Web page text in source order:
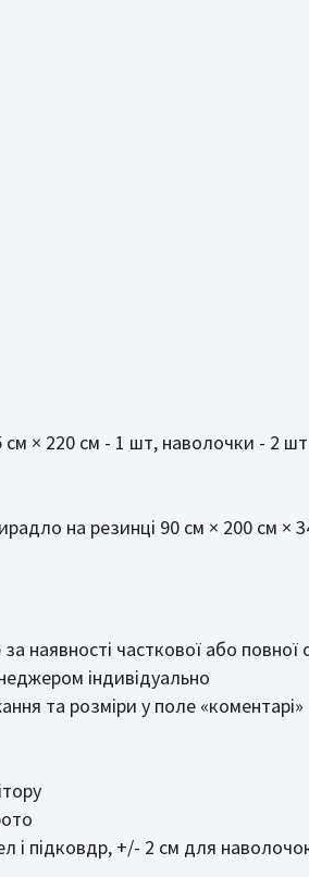
× 220 см - 1 шт, наволочки - 2 шт
на резинці 90 см × 200 см ×
наявності часткової або
індивідуально
та розміри у поле «коментарі»
і підковдр, +/- 2 см для